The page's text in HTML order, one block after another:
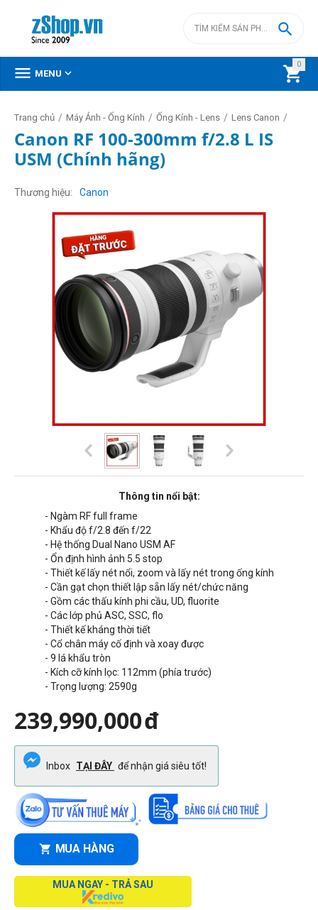
0


 MENU 
Trang chủ / Máy Ảnh - Ống Kính / Ống Kính - Lens / Lens Canon /
Canon RF 100-300mm f/2.8 L IS
USM (Chính hãng)
Thương hiệu Canon
Thông tin nổi bật:
- Ngàm RF full frame
- Khẩu độ f/2.8 đến f/22
- Hệ thống Dual Nano USM AF
- Ổn định hình ảnh 5.5 stop
- Thiết kế lấy nét nổi, zoom và lấy nét trong ống kính
- Cần gạt chọn thiết lập sẵn lấy nét/chức năng
- Gồm các thấu kính phi cầu, UD, fluorite
- Các lớp phủ ASC, SSC, flo
- Thiết kế kháng thời tiết
- Cổ chân máy cố định và xoay được
- 9 lá khẩu tròn
- Kích cỡ kính lọc: 112mm (phía trước)
- Trọng lượng: 2590g
239,990,000đ
Inbox TẠI ĐÂY để nhận giá siêu tốt!
MUA HÀNG
MUA NGAY - TRẢ SAU